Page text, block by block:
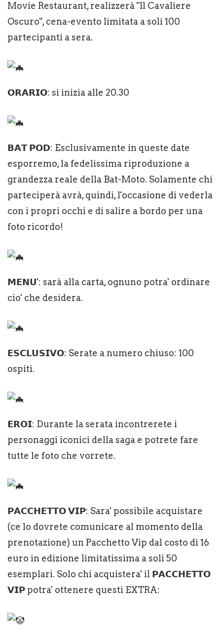
Movie Restaurant, realizzerà "Il Cavaliere
Oscuro", cena-evento limitata a soli 100
partecipanti a sera.
𝗢𝗥𝗔𝗥𝗜𝗢: si inizia alle 20.30
𝗕𝗔𝗧 𝗣𝗢𝗗: Esclusivamente in queste date
esporremo, la fedelissima riproduzione a
grandezza reale della Bat-Moto. Solamente chi
parteciperà avrà, quindi, l'occasione di vederla
con i propri occhi e di salire a bordo per una
foto ricordo!
𝗠𝗘𝗡𝗨': sarà alla carta, ognuno potra' ordinare
cio' che desidera.
𝗘𝗦𝗖𝗟𝗨𝗦𝗜𝗩𝗢: Serate a numero chiuso: 100
ospiti.
𝗘𝗥𝗢𝗜: Durante la serata incontrerete i
personaggi iconici della saga e potrete fare
tutte le foto che vorrete.
𝗣𝗔𝗖𝗖𝗛𝗘𝗧𝗧𝗢 𝗩𝗜𝗣: Sara' possibile acquistare
(ce lo dovrete comunicare al momento della
prenotazione) un Pacchetto Vip dal costo di 16
euro in edizione limitatissima a soli 50
esemplari. Solo chi acquistera' il 𝗣𝗔𝗖𝗖𝗛𝗘𝗧𝗧𝗢
𝗩𝗜𝗣 potra' ottenere questi EXTRA: